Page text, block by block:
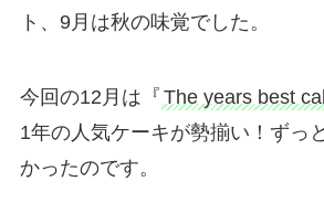
ト、9月は秋の味覚でした。
今回の12月は『 The years best
1年の人気ケーキが勢揃い！ずっ
かったのです。